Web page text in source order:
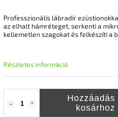
Hozzáadás
kosárhoz
Professzionális lábradír
az elhalt hámréteget, serkenti a
kellemetlen szagokat és felkészíti a
Részletes információ